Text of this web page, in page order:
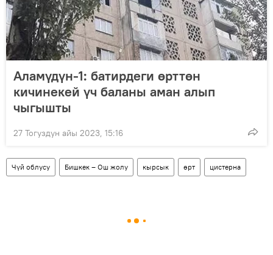
Аламүдүн-1: батирдеги өрттөн
кичинекей үч баланы аман алып
чыгышты
27 Тогуздун айы 2023, 15:16
Чүй облусу Бишкек – Ош жолу кырсык өрт цистерна